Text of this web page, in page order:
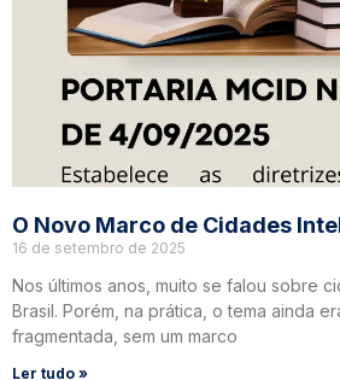
O Novo Marco de Cidades
16 de setembro de 2025
Nos últimos anos, muito se falou sobre
Brasil. Porém, na prática, o tema ainda
fragmentada, sem um marco
Ler tudo »